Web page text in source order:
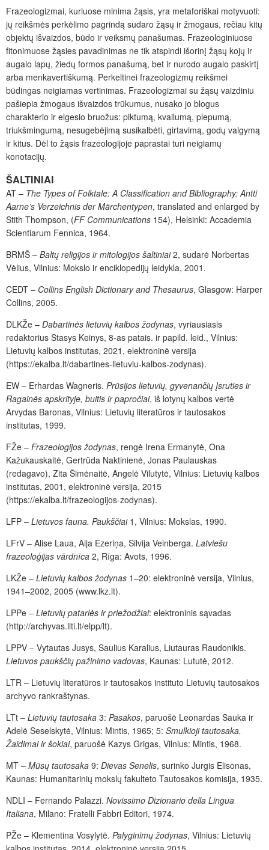
Frazeologizmai, kuriuose minima žąsis, yra metaforiškai motyvuoti:
jų reikšmės perkėlimo pagrindą sudaro žąsų ir žmogaus, rečiau kitų
objektų išvaizdos, būdo ir veiksmų panašumas. Frazeologiniuose
fitonimuose žąsies pavadinimas ne tik atspindi išorinį žąsų kojų ir
augalo lapų, žiedų formos panašumą, bet ir nurodo augalo paskirtį
arba menkavertiškumą. Perkeltinei frazeologizmų reikšmei
būdingas neigiamas vertinimas. Frazeologizmai su žąsų vaizdiniu
pašiepia žmogaus išvaizdos trūkumus, nusako jo blogus
charakterio ir elgesio bruožus: piktumą, kvailumą, plepumą,
triukšmingumą, nesugebėjimą susikalbėti, girtavimą, godų valgymą
ir kitus. Dėl to žąsis frazeologijoje paprastai turi neigiamų
konotacijų.
ŠALTINIAI
AT – The Types of Folktale: A Classification and Bibliography: Antti
Aarne’s Verzeichnis der Märchentypen, translated and enlarged by
Stith Thompson, (FF Communications 154), Helsinki: Accademia
Scientiarum Fennica, 1964.
BRMŠ – Baltų religijos ir mitologijos šaltiniai2, sudarė Norbertas
Vėlius, Vilnius: Mokslo ir enciklopedijų leidykla, 2001.
CEDT – Collins English Dictionary and Thesaurus, Glasgow: Harper
Collins, 2005.
DLKŽe – Dabartinės lietuvių kalbos žodynas, vyriausiasis
redaktorius Stasys Keinys, 8-as patais. ir papild. leid., Vilnius:
Lietuvių kalbos institutas, 2021, elektroninė versija
(https://ekalba.lt/dabartines-lietuviu-kalbos-zodynas).
EW – Erhardas Wagneris. Prūsijos lietuvių, gyvenančių Įsruties ir
Ragainės apskrityje, buitis ir papročiai, iš lotynų kalbos vertė
Arvydas Baronas, Vilnius: Lietuvių literatūros ir tautosakos
institutas, 1999.
FŽe – Frazeologijos žodynas, rengė Irena Ermanytė, Ona
Kažukauskaitė, Gertrūda Naktinienė, Jonas Paulauskas
(redagavo), Zita Šimėnaitė, Angelė Vilutytė, Vilnius: Lietuvių kalbos
institutas, 2001, elektroninė versija, 2015
(https://ekalba.lt/frazeologijos-zodynas).
LFP – Lietuvos fauna. Paukščiai 1, Vilnius: Mokslas, 1990.
LFrV – Alise Laua, Aija Ezeriņa, Silvija Veinberga. Latviešu
frazeoloģijas vārdnīca 2, Rīga: Avots, 1996.
LKŽe ‒ Lietuvių kalbos žodynas 1–20: elektroninė versija, Vilnius,
1941–2002, 2005 (www.lkz.lt).
LPPe – Lietuvių patarlės ir priežodžiai: elektroninis sąvadas
(http://archyvas.llti.lt/elpp/lt).
LPPV – Vytautas Jusys, Saulius Karalius, Liutauras Raudonikis.
Lietuvos paukščių pažinimo vadovas, Kaunas: Lututė, 2012.
LTR – Lietuvių literatūros ir tautosakos instituto Lietuvių tautosakos
archyvo rankraštynas.
LTt – Lietuvių tautosaka 3: Pasakos, paruošė Leonardas Sauka ir
Adelė Seselskytė, Vilnius: Mintis, 1965; 5: Smulkioji tautosaka.
Žaidimai ir šokiai, paruošė Kazys Grigas, Vilnius: Mintis, 1968.
MT – Mūsų tautosaka 9: Dievas Senelis, surinko Jurgis Elisonas,
Kaunas: Humanitarinių mokslų fakulteto Tautosakos komisija, 1935.
NDLI – Fernando Palazzi. Novissimo Dizionario della Lingua
Italiana, Milano: Fratelli Fabbri Editori, 1974.
PŽe – Klementina Vosylytė. Palyginimų žodynas, Vilnius: Lietuvių